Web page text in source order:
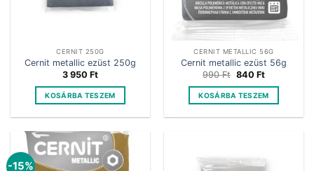
CERNIT 250G
Cernit metallic ezüst 250g
3 950 Ft
KOSÁRBA TESZEM
CERNIT METALLIC 56G
Cernit metallic ezüst 56g
990Ft Original
was:
990 Ft.
840 FtCurrent
is:
840 Ft.
KOSÁRBA TESZEM
-15%